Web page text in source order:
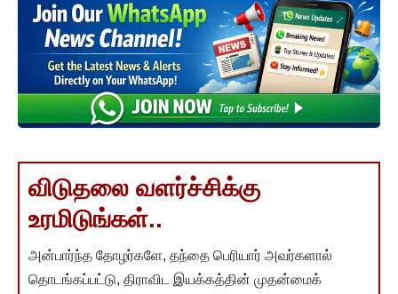
விடுதலை வளர்ச்சிக்கு
உரமிடுங்கள்..
அன்பார்ந்த தோழர்களே, தந்தை பெரியார் அவர்களால்
தொடங்கப்பட்டு, திராவிட இயக்கத்தின் முதன்மைக்